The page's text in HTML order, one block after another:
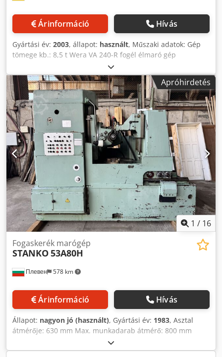
érdeklődjön nálunk.
Árinformáció Hívás
Gyártási év: 2003, állapot: használt, Műszaki adatok: Gép
tömege kb.: 8,5 t Wera VA 240-R fogél élmaró gép
Felhasználás: szinkron fogazás gyártása, szinkron fogazás
letörése és sorja eltávolítása Be- és kivezető szalag Gyártási
év: 2003 Vezérlő: 840 D PL Chjdjzbbx Aepfx Afpoa Méretek
be- és kivezető szalaggal együtt: 4,8m x 2,4m x 2,4m
Apróhirdetés
1 / 16
Плевен 578 km
Fogaskerék marógép
STANKO53A80H
Árinformáció Hívás
Állapot: nagyon jó (használt), Gyártási év: 1983, Asztal
átmérője: 630 mm Max. munkadarab átmérő: 800 mm
Maximális modul: 10 Csdpfxszbhytj Afpsha Cserélhető
fogaskerekekkel és tüskékkel felszerelve